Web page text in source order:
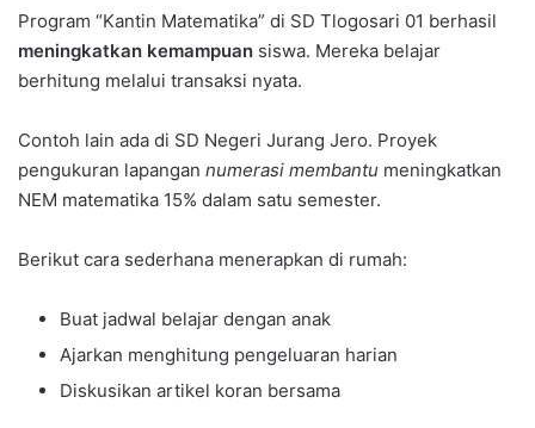
Program “Kantin Matematika” di SD Tlogosari 01 berhasil
meningkatkan kemampuan siswa. Mereka belajar
berhitung melalui transaksi nyata.
Contoh lain ada di SD Negeri Jurang Jero. Proyek
pengukuran lapangan numerasi membantu meningkatkan
NEM matematika 15% dalam satu semester.
Berikut cara sederhana menerapkan di rumah:
Buat jadwal belajar dengan anak
Ajarkan menghitung pengeluaran harian
Diskusikan artikel koran bersama